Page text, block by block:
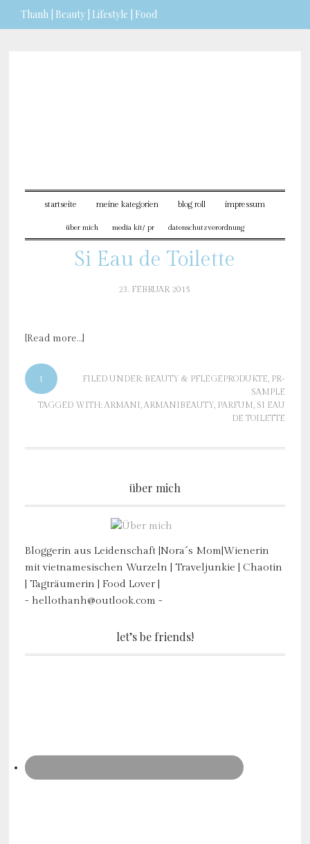
Thanh | Beauty | Lifestyle | Food
startseite meine kategorien blog roll impressum
über mich media kit/ pr datenschutzverordnung
Si Eau de Toilette
23. FEBRUAR 2015
[Read more…]
1 FILED UNDER: BEAUTY & PFLEGEPRODUKTE, PR-
SAMPLE
TAGGED WITH:ARMANI,ARMANIBEAUTY, PARFUM, SI EAU
DE TOILETTE
über mich
Bloggerin aus Leidenschaft |Nora´s Mom|Wienerin
mit vietnamesischen Wurzeln | Traveljunkie | Chaotin
| Tagträumerin | Food Lover |
- hellothanh@outlook.com -
let’s be friends!